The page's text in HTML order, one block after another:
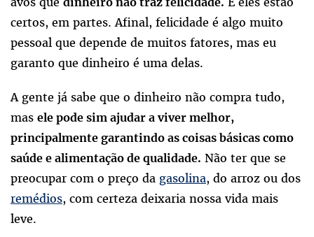
certos, em partes. Afinal, felicidade é algo muito
pessoal que depende de muitos fatores, mas eu
garanto que dinheiro é uma delas.
A gente já sabe que o dinheiro não compra tudo,
mas ele pode sim ajudar a viver melhor,
principalmente garantindo as coisas básicas como
saúde e alimentação de qualidade. Não ter que se
preocupar com o preço da gasolina, do arroz ou dos
remédios, com certeza deixaria nossa vida mais
leve.